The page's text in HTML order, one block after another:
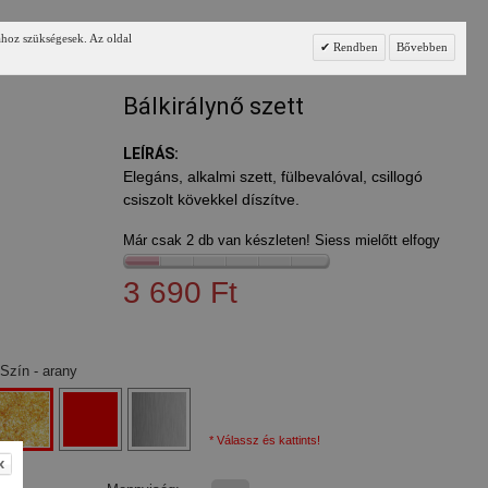
szükségesek. Az oldal
Rendben Bővebben
Bálkirálynő szett
LEÍRÁS:
Elegáns, alkalmi szett, fülbevalóval, csillogó
csiszolt kövekkel díszítve.
Már csak 2 db van készleten! Siess mielőtt elfogy
3 690 Ft
Szín - arany
* Válassz és kattints!